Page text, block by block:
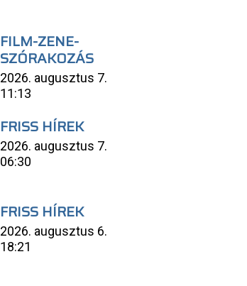
FILM-ZENE-
SZÓRAKOZÁS
2026. augusztus 7.
11:13
FRISS HÍREK
2026. augusztus 7.
06:30
FRISS HÍREK
2026. augusztus 6.
18:21